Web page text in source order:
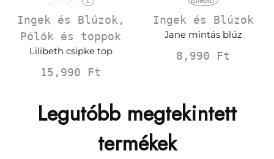
Ingek és Blúzok ,
Pólók és toppok
Lilibeth csipke top
15,990 Ft
Ingek és Blúzok
Jane mintás blúz
8,990 Ft
Legutóbb megtekintett
termékek